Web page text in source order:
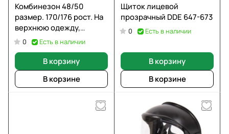
Комбинезон 48/50
размер. 170/176 рост. На
верхнюю одежду,
одноразового
применения,на молнии
0 Есть в наличии
В корзину
В корзине
Щиток лицевой
прозрачный DDE 647-673
0 Есть в наличии
В корзину
В корзине